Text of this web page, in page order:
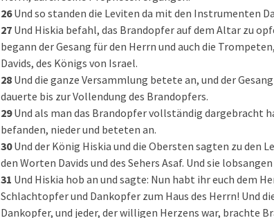
26Und so standen die Leviten da mit den Instrumenten
27 Und Hiskia befahl, das Brandopfer auf dem Altar zu
begann der Gesang für den Herrn und auch die
Davids, des Königs von Israel.
28 Und die ganze Versammlung betete an, und der
dauerte bis zur Vollendung des Brandopfers.
29Und als man das Brandopfer vollständig dargebracht
befanden, nieder und beteten an.
30Und der König Hiskia und die Obersten sagten zu den
den Worten Davids und des Sehers Asaf. Und sie
31 Und Hiskia hob an und sagte: Nun habt ihr euch dem
Schlachtopfer und Dankopfer zum Haus des Herrn! Und
Dankopfer, und jeder, der willigen Herzens war, brachte